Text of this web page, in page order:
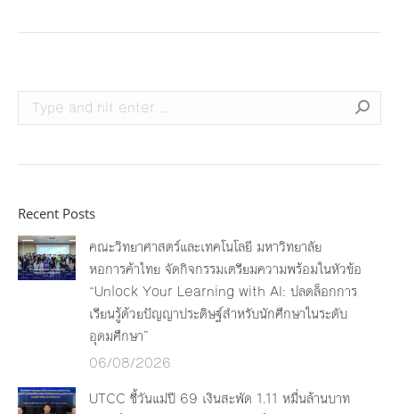
Search:
Recent Posts
คณะวิทยาศาสตร์และเทคโนโลยี มหาวิทยาลัย
หอการค้าไทย จัดกิจกรรมเตรียมความพร้อมในหัวข้อ
“Unlock Your Learning with AI: ปลดล็อกการ
เรียนรู้ด้วยปัญญาประดิษฐ์สำหรับนักศึกษาในระดับ
อุดมศึกษา”
06/08/2026
UTCC ชี้วันแม่ปี 69 เงินสะพัด 1.11 หมื่นล้านบาท